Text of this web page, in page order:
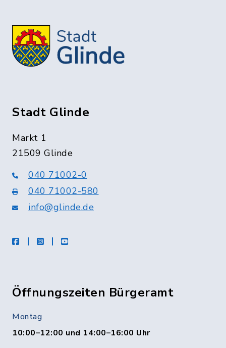
Stadt Glinde
Markt 1
21509 Glinde
040 71002-0
040 71002-580
info@glinde.de
facebookinstagramYoutube
Öffnungszeiten Bürgeramt
Montag
10:00–12:00 und 14:00–16:00 Uhr